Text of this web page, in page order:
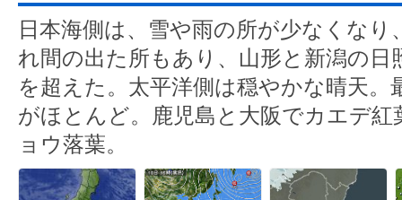
日本海側は、雪や雨の所が少なくな
れ間の出た所もあり、山形と新潟の日
を超えた。太平洋側は穏やかな晴天。
がほとんど。鹿児島と大阪でカエデ
ョウ落葉。